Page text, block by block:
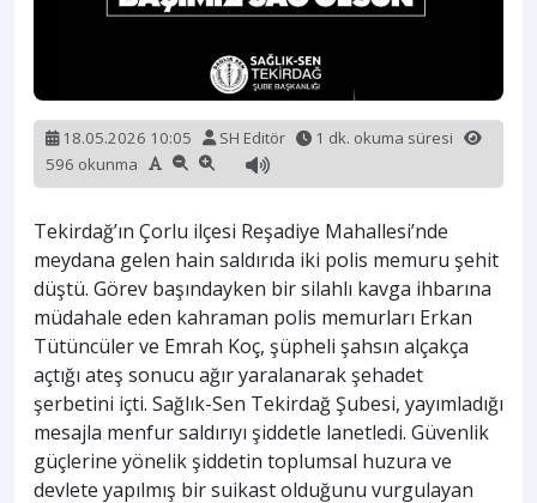
18.05.2026 10:05 SH Editör
1 dk. okuma süresi
596 okunma
Tekirdağ’ın Çorlu ilçesi Reşadiye Mahallesi’nde
meydana gelen hain saldırıda iki polis memuru şehit
düştü. Görev başındayken bir silahlı kavga ihbarına
müdahale eden kahraman polis memurları Erkan
Tütüncüler ve Emrah Koç, şüpheli şahsın alçakça
açtığı ateş sonucu ağır yaralanarak şehadet
şerbetini içti. Sağlık-Sen Tekirdağ Şubesi, yayımladığı
mesajla menfur saldırıyı şiddetle lanetledi. Güvenlik
güçlerine yönelik şiddetin toplumsal huzura ve
devlete yapılmış bir suikast olduğunu vurgulayan